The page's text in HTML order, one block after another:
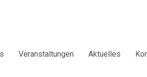
Veranstaltungen Aktuelles